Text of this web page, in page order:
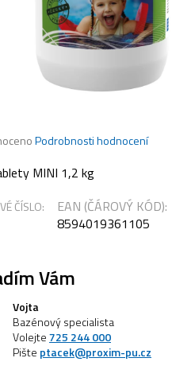
Podrobnosti hodnocení
MINI 1,2 kg
ČÍSLO:
EAN (ČÁROVÝ KÓD):
8594019361105
Vám
Vojta
Bazénový specialista
Volejte725 244 000
Pište ptacek@proxim-pu.cz